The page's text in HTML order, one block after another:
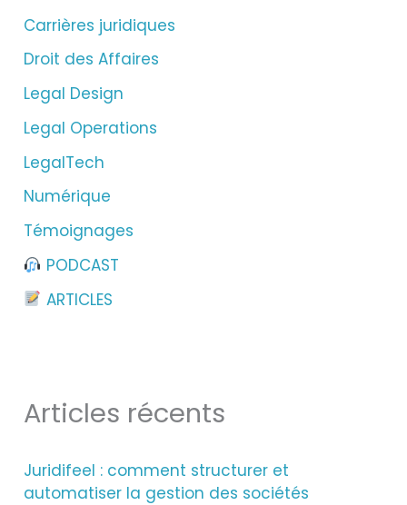
r
r
:
Carrières juridiques
Droit des Affaires
Legal Design
Legal Operations
LegalTech
Numérique
Témoignages
PODCAST
ARTICLES
Articles récents
Juridifeel : comment structurer et
automatiser la gestion des sociétés